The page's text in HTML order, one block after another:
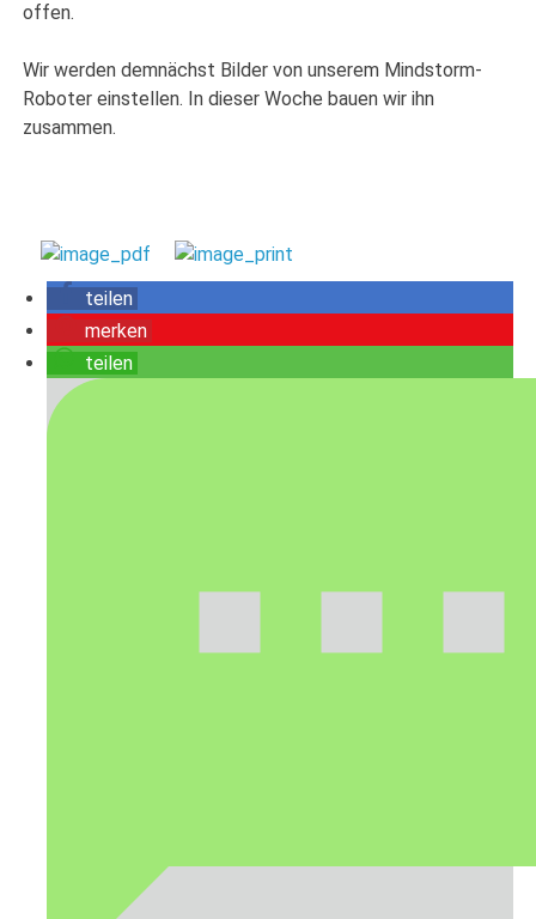
offen.
Wir werden demnächst Bilder von unserem Mindstorm-
Roboter einstellen. In dieser Woche bauen wir ihn
zusammen.
teilen
merken
teilen